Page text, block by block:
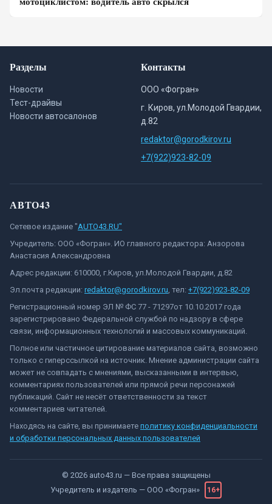
Разделы
Новости
Тест-драйвы
Новости автосалонов
Контакты
ООО «Фогран»
г. Киров, ул.Молодой Гвардии,
д.82
redaktor@gorodkirov.ru
+7(922)923-82-09
АВТО43
Сетевое издание "AUTO43.RU"
Учредитель: ООО «Фогран». ИО главного редактора: Анзорова
Анастасия Александровна
Адрес редакции: 610000, г.Киров, ул.Молодой Гвардии, д.82
Эл.почта редакции: redaktor@gorodkirov.ru, тел: +7(922)923-82-09
Регистрационный номер ЭЛ № ФС 77 - 71297от 10.10.2017 года
зарегистрировано Федеральной службой по надзору в сфере
связи, информационных технологий и массовых коммуникаций.
Полное или частичное цитирование материалов сайта, возможно
только с гиперссылкой на источник. Мнение администрации сайта
может не совпадать с мнениями, высказанными в интервью,
комментариях пользователей или прямой речи персонажей
публикаций. Сайт не несёт ответственности за текст
комментариев читателей.
Находясь на сайте, вы принимаете политику конфиденциальности
и обработки персональных данных пользователей
© 2026 auto43.ru — Все права защищены
Учредитель и издатель — ООО «Фогран» 16+